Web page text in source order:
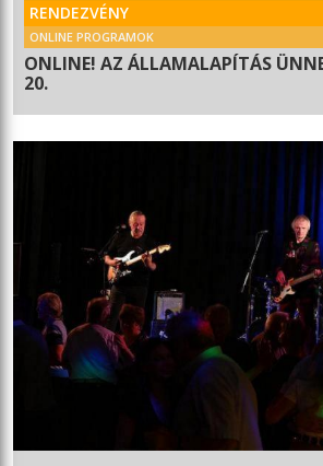
RENDEZVÉNY
ONLINE PROGRAMOK
ONLINE! AZ ÁLLAMALAPÍTÁS
20.